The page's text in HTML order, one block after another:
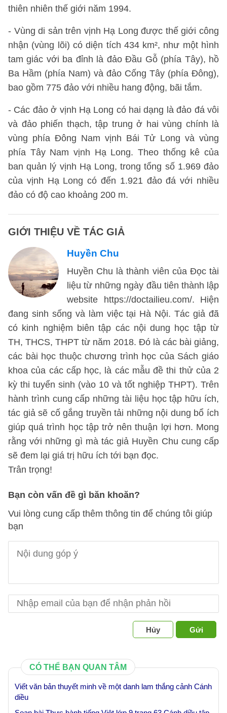
thiên nhiên thế giới năm 1994.
- Vùng di sản trên vịnh Hạ Long được thế giới công
nhận (vùng lõi) có diện tích 434 km², như một hình
tam giác với ba đỉnh là đảo Đầu Gỗ (phía Tây), hồ
Ba Hầm (phía Nam) và đảo Cống Tây (phía Đông),
bao gồm 775 đảo với nhiều hang động, bãi tắm.
- Các đảo ở vịnh Hạ Long có hai dạng là đảo đá vôi
và đảo phiến thạch, tập trung ở hai vùng chính là
vùng phía Đông Nam vịnh Bái Tử Long và vùng
phía Tây Nam vịnh Hạ Long. Theo thống kê của
ban quản lý vịnh Hạ Long, trong tổng số 1.969 đảo
của vịnh Hạ Long có đến 1.921 đảo đá với nhiều
đảo có độ cao khoảng 200 m.
GIỚI THIỆU VỀ TÁC GIẢ
Huyền Chu
Huyền Chu là thành viên của Đọc tài
liệu từ những ngày đầu tiên thành lập
website https://doctailieu.com/. Hiện
đang sinh sống và làm việc tại Hà Nội. Tác giả đã
có kinh nghiệm biên tập các nội dung học tập từ
TH, THCS, THPT từ năm 2018. Đó là các bài giảng,
các bài học thuộc chương trình học của Sách giáo
khoa của các cấp học, là các mẫu đề thi thử của 2
kỳ thi tuyển sinh (vào 10 và tốt nghiệp THPT). Trên
hành trình cung cấp những tài liệu học tập hữu ích,
tác giả sẽ cố gắng truyền tải những nội dung bổ ích
giúp quá trình học tập trở nên thuận lợi hơn. Mong
rằng với những gì mà tác giả Huyền Chu cung cấp
sẽ đem lại giá trị hữu ích tới bạn đọc.
Trân trọng!
Bạn còn vấn đề gì băn khoăn?
Vui lòng cung cấp thêm thông tin để chúng tôi giúp
bạn
Hủy Gửi
CÓ THỂ BẠN QUAN TÂM
Viết văn bản thuyết minh về một danh lam thắng cảnh Cánh
diều